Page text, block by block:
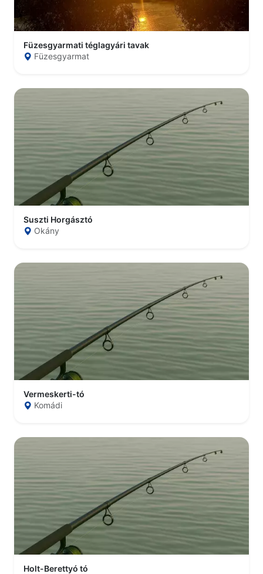
Füzesgyarmati téglagyári tavak
Füzesgyarmat
Suszti Horgásztó
Okány
Vermeskerti-tó
Komádi
Holt-Berettyó tó